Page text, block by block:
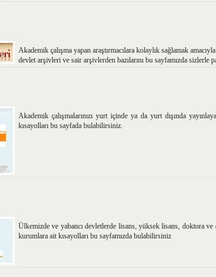
Akademik çalışma yapan araştırmacılara kolaylık sağlamak
devlet arşivleri ve sair arşivlerden bazılarını bu sayfamızda sizlerle
Akademik çalışmalarınızı yurt içinde ya da yurt dışında
kısayolları bu sayfada bulabilirsiniz.
Ülkemizde ve yabancı devletlerde lisans, yüksek lisans, doktora ve
kurumlara ait kısayolları bu sayfamızda bulabilirsiniz